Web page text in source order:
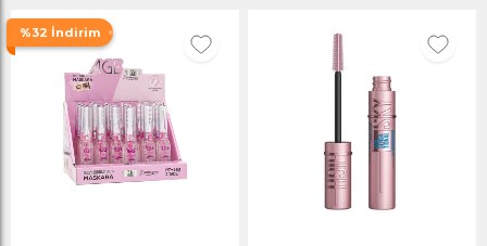
%32 İndirim